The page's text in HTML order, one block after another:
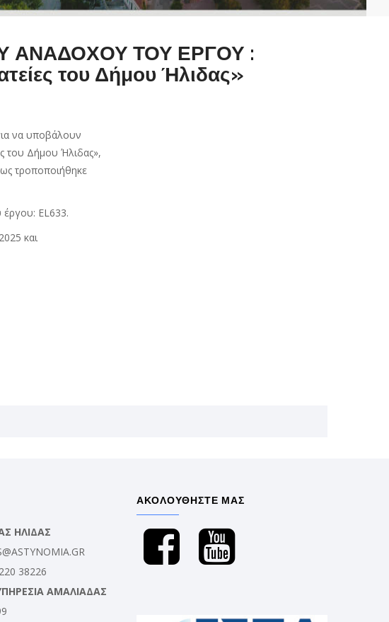
ΑΝΑΔΟΧΟΥ ΤΟΥ ΕΡΓΟΥ :
του Δήμου Ήλιδας»
να υποβάλουν
του Δήμου Ήλιδας»,
τροποποιήθηκε
έργου: EL633.
και
ΗΛΙΔΑΣ
38226
ΑΜΑΛΙΑΔΑΣ
ΑΚΟΛΟΥΘΗΣΤΕ ΜΑΣ